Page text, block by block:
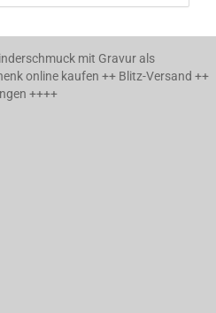
mit Gravur als
online kaufen ++ Blitz-Versand ++
++++